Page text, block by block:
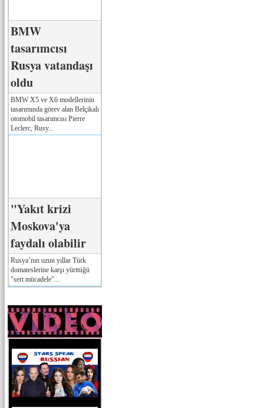
BMW
tasarımcısı
Rusya vatandaşı
oldu
BMW X5 ve X6 modellerinin
tasarımında görev alan Belçikalı
otomobil tasarımcısı Pierre
Leclerc, Rusy...
"Yakıt krizi
Moskova'ya
faydalı olabilir
Rusya’nın uzun yıllar Türk
domateslerine karşı yürttüğü
"sert mücadele"...